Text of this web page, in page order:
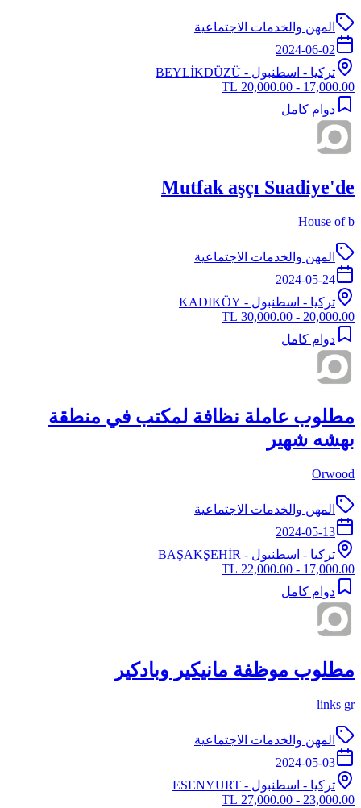
المهن والخدمات الاجتماعية
2024-06-02
تركيا - اسطنبول - BEYLİKDÜZÜ
17,000.00 - 20,000.00 TL
دوام كامل
Mutfak aşçı Suadiye'de
House of b
المهن والخدمات الاجتماعية
2024-05-24
تركيا - اسطنبول - KADIKÖY
20,000.00 - 30,000.00 TL
دوام كامل
مطلوب عاملة نظافة لمكتب في منطقة
بهشه شهير
Orwood
المهن والخدمات الاجتماعية
2024-05-13
تركيا - اسطنبول - BAŞAKŞEHİR
17,000.00 - 22,000.00 TL
دوام كامل
مطلوب موظفة مانيكير وبادكير
links gr
المهن والخدمات الاجتماعية
2024-05-03
تركيا - اسطنبول - ESENYURT
23,000.00 - 27,000.00 TL